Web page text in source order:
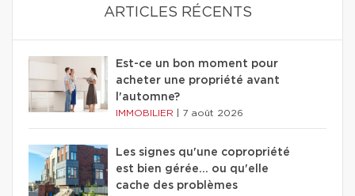
ARTICLES RÉCENTS
Est-ce un bon moment pour
acheter une propriété avant
l'automne?
IMMOBILIER 7 août 2026
Les signes qu'une copropriété
est bien gérée… ou qu'elle
cache des problèmes